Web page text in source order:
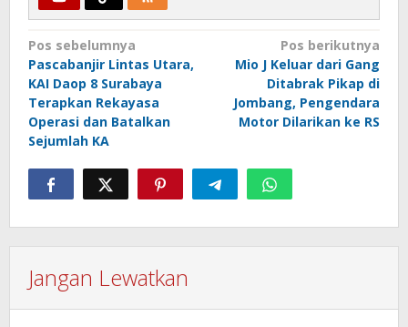
Navigasi
pos
Pos sebelumnya
Pascabanjir Lintas Utara,
KAI Daop 8 Surabaya
Terapkan Rekayasa
Operasi dan Batalkan
Sejumlah KA
Pos berikutnya
Mio J Keluar dari Gang
Ditabrak Pikap di
Jombang, Pengendara
Motor Dilarikan ke RS
Jangan Lewatkan